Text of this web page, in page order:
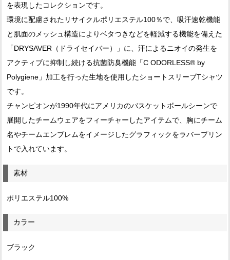
を表現したコレクションです。
環境に配慮されたリサイクルポリエステル100％で、吸汗速乾機能
と肌面のメッシュ構造によりベタつきなどを軽減する機能を備えた
「DRYSAVER（ドライセイバー）」に、汗によるニオイの発生を
アクティブに抑制し続ける抗菌防臭機能「C ODORLESS® by
Polygiene」加工を行った生地を使用したショートスリーブTシャツ
です。
チャンピオンが1990年代にアメリカのバスケットボールシーンで
展開したチームウェアをフィーチャーしたアイテムで、胸にチーム
名やチームエンブレムをイメージしたグラフィックをラバープリン
トで入れています。
素材
ポリエステル100%
カラー
ブラック